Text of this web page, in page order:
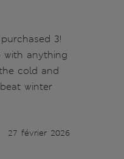
3!
with anything
cold and
winter
27 février 2026